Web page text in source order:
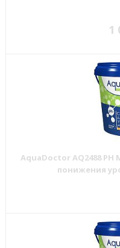
1
AquaDoctor AQ2488 PH
понижения